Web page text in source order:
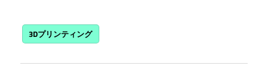
3Dプリンティング